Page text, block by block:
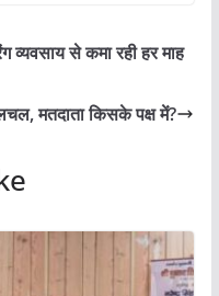
व्यवसाय से कमा रही हर माह
मतदाता किसके पक्ष में?